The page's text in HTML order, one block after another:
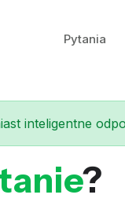
Pytania
inteligentne
?